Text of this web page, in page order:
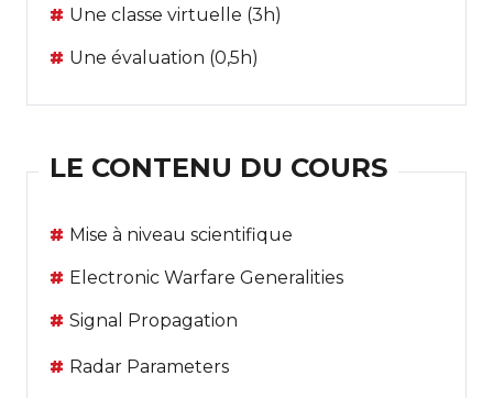
Une classe virtuelle (3h)
Une évaluation (0,5h)
LE CONTENU DU COURS
Mise à niveau scientifique
Electronic Warfare Generalities
Signal Propagation
Radar Parameters